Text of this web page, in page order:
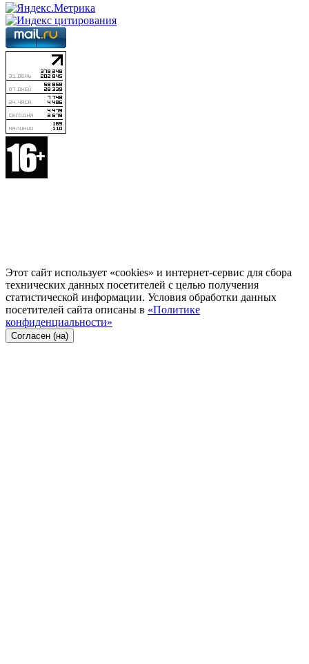
Этот сайт использует «cookies» и интернет-сервис для сбора
технических данных посетителей с целью получения
статистической информации. Условия обработки данных
посетителей сайта описаны в «Политике
конфиденциальности»
Согласен (на)